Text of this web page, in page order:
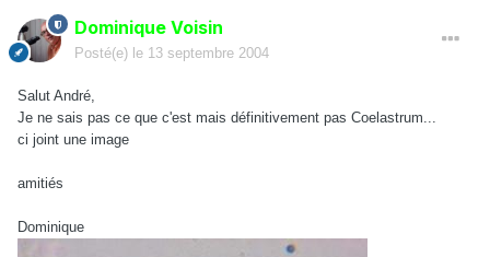
Dominique Voisin
Posté(e) le 13 septembre 2004
Salut André,
Je ne sais pas ce que c'est mais définitivement pas Coelastrum...
ci joint une image
amitiés
Dominique